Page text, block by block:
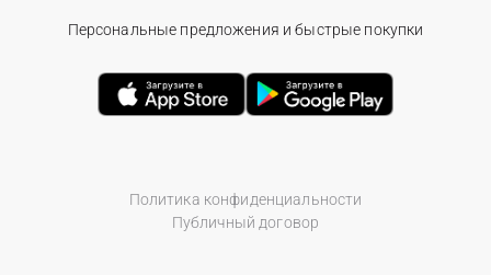
Политика конфиденциальности
Публичный договор
Персональные предложения и быстрые покупки